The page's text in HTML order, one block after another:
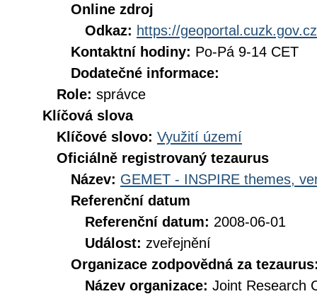
Online zdroj
Odkaz: https://geoportal.cuzk.gov.cz
Kontaktní hodiny: Po-Pá 9-14 CET
Dodatečné informace:
Role: správce
Klíčová slova
Klíčové slovo: Využití území
Oficiálně registrovaný tezaurus
Název: GEMET - INSPIRE themes,
Referenční datum
Referenční datum: 2008-06-01
Událost: zveřejnění
Organizace zodpovědná za
Název organizace: Joint Research